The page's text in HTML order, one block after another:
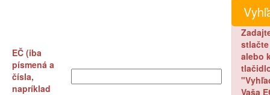
EČ (iba
písmená a
čísla,
napríklad
stlačte
alebo
Vaša